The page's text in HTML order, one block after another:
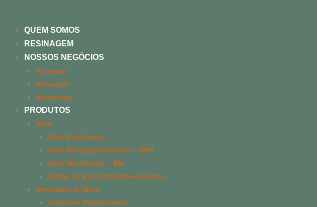
conteúdo
QUEM SOMOS
RESINAGEM
NOSSOS NEGÓCIOS
Florestal
Industrial
Madeireira
PRODUTOS
Breu
Breu (Colôfonia)
Breu Desproporcionado – DPR
Breu Modificado – BM
Sabão de Breu Desproporcionado
Derivados de Breu
Adesivos Plastificantes